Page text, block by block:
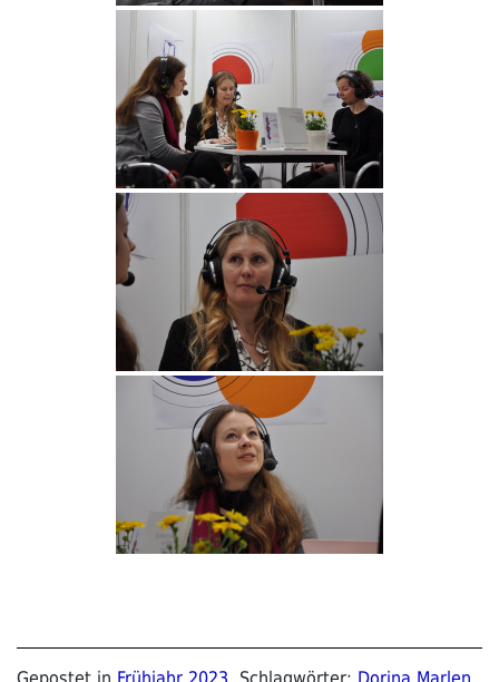
Gepostet in Frühjahr 2023 , Schlagwörter: Dorina Marlen